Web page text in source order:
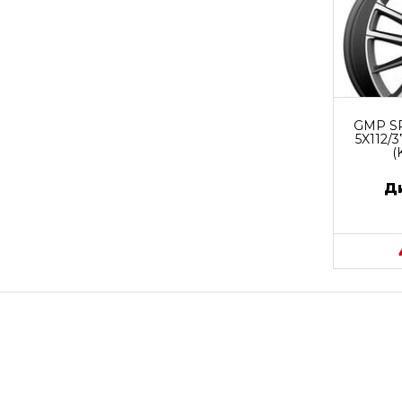
GMP
5X112/